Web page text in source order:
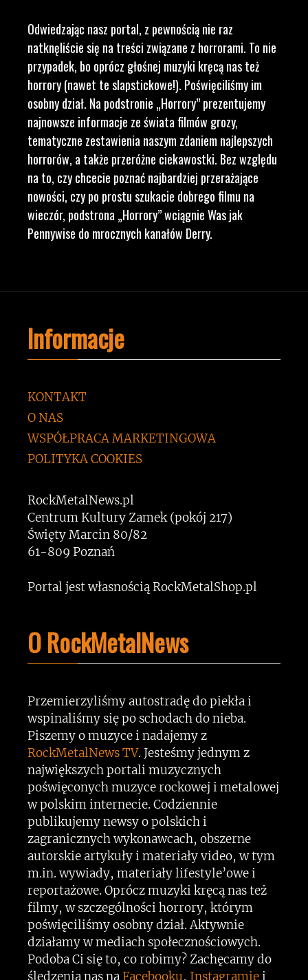
Odwiedzając nasz portal, z pewnością nie raz
natknęliście się na treści związane z horrorami. To nie
przypadek, bo oprócz głośnej muzyki kręcą nas też
horrory (nawet te slapstickowe!). Poświęciliśmy im
osobny dział. Na podstronie „Horrory” prezentujemy
najnowsze informacje ze świata filmów grozy,
tematyczne zestawienia naszym zdaniem najlepszych
horrorów, a także przeróżne ciekawostki. Bez względu
na to, czy chcecie poznać najbardziej przerażające
nowości, czy po prostu szukacie dobrego filmu na
wieczór, podstrona „Horrory” wciągnie Was jak
Pennywise do mrocznych kanałów Derry.
Informacje
KONTAKT
O NAS
WSPÓŁPRACA MARKETINGOWA
POLITYKA COOKIES
RockMetalNews.pl
Centrum Kultury Zamek (pokój 217)
Święty Marcin 80/82
61-809 Poznań
Portal jest własnością RockMetalShop.pl
O RockMetalNews
Przemierzyliśmy autostradę do piekła i
wspinaliśmy się po schodach do nieba.
Piszemy o muzyce i nadajemy z
RockMetalNews TV. Jesteśmy jednym z
największych portali muzycznych
poświęconych muzyce rockowej i metalowej
w polskim internecie. Codziennie
publikujemy newsy o polskich i
zagranicznych wykonawcach, obszerne
autorskie artykuły i materiały video, w tym
m.in. wywiady, materiały lifestyle’owe i
reportażowe. Oprócz muzyki kręcą nas też
filmy, w szczególności horrory, którym
poświęciliśmy osobny dział. Aktywnie
działamy w mediach społecznościowych.
Podoba Ci się to, co robimy? Zachęcamy do
śledzenia nas na Facebooku, Instagramie i